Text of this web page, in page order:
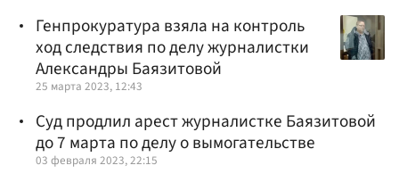
Генпрокуратура взяла на контроль
ход следствия по делу журналистки
Александры Баязитовой
25 марта 2023, 12:43
Суд продлил арест журналистке Баязитовой
до 7 марта по делу о вымогательстве
03 февраля 2023, 22:15